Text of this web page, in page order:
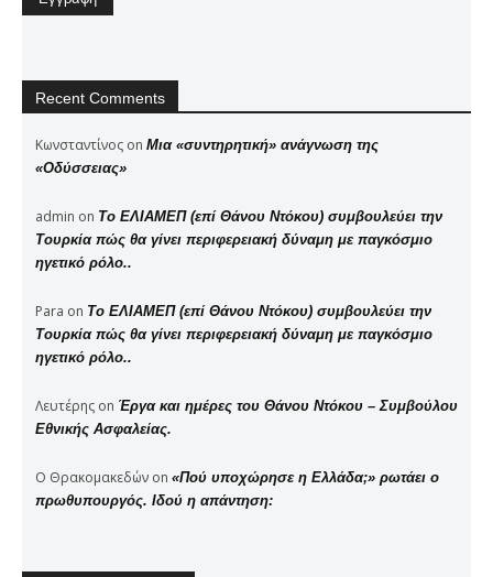
Recent Comments
Κωνσταντίνος on Μια «συντηρητική» ανάγνωση της
«Οδύσσειας»
admin on Το ΕΛΙΑΜΕΠ (επί Θάνου Ντόκου) συμβουλεύει την
Τουρκία πώς θα γίνει περιφερειακή δύναμη με παγκόσμιο
ηγετικό ρόλο..
Para on Το ΕΛΙΑΜΕΠ (επί Θάνου Ντόκου) συμβουλεύει την
Τουρκία πώς θα γίνει περιφερειακή δύναμη με παγκόσμιο
ηγετικό ρόλο..
Λευτέρης on Έργα και ημέρες του Θάνου Ντόκου – Συμβούλου
Εθνικής Ασφαλείας.
Ο Θρακομακεδών on «Πού υποχώρησε η Ελλάδα;» ρωτάει ο
πρωθυπουργός. Ιδού η απάντηση: